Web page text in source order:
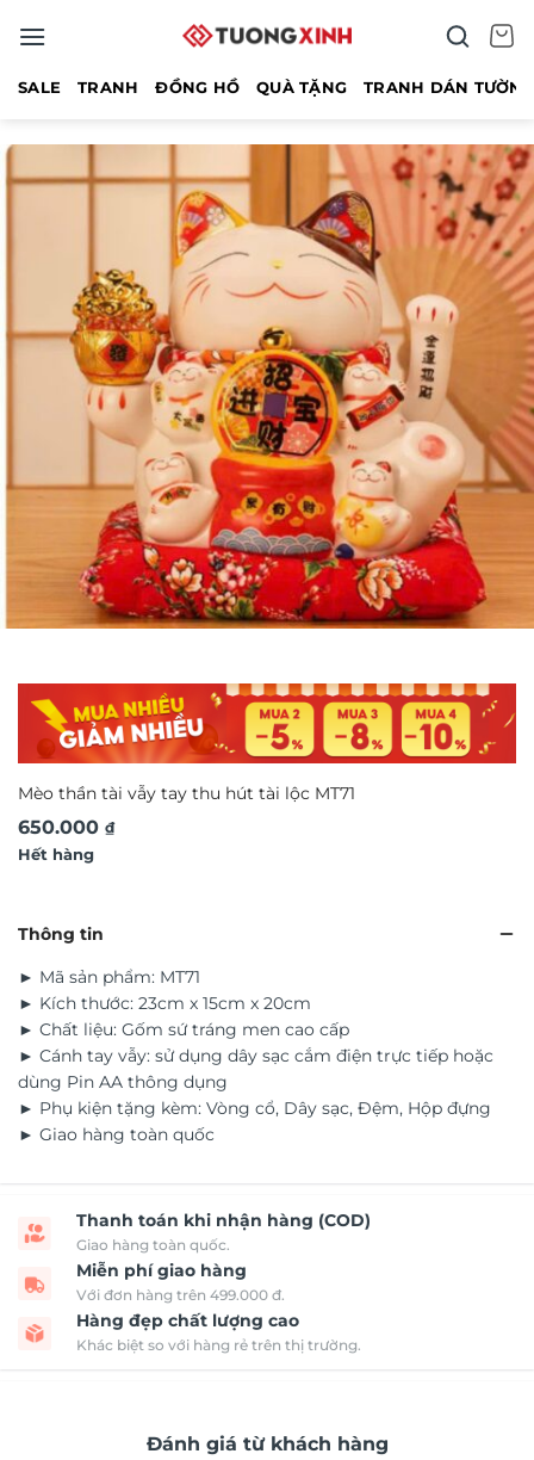
qua
SALE TRANH ĐỒNG HỒ QUÀ TẶNG TRANH DÁN
Mèo thần tài vẫy tay thu hút tài lộc MT71
650.000 ₫
Hết hàng
Thông tin
► Mã sản phẩm: MT71
► Kích thước: 23cm x 15cm x 20cm
► Chất liệu: Gốm sứ tráng men cao cấp
► Cánh tay vẫy: sử dụng dây sạc cắm điện trực tiếp hoặc
dùng Pin AA thông dụng
► Phụ kiện tặng kèm: Vòng cổ, Dây sạc, Đệm, Hộp đựng
► Giao hàng toàn quốc
Thanh toán khi nhận hàng (COD)
Giao hàng toàn quốc.
Miễn phí giao hàng
Với đơn hàng trên 499.000 đ.
Hàng đẹp chất lượng cao
Khác biệt so với hàng rẻ trên thị trường.
Đánh giá từ khách hàng